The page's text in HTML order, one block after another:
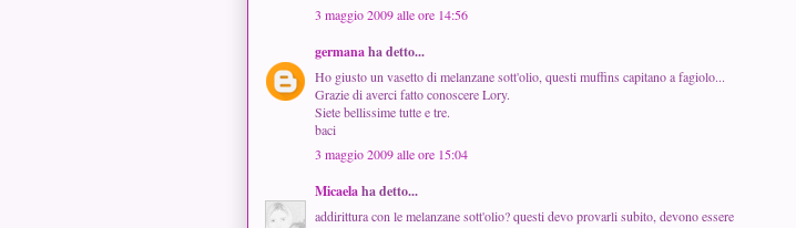
3 maggio 2009 alle ore 14:56
germanaha detto...
Ho giusto un vasetto di melanzane sott'olio, questi muffins capitano a fagiolo...
Grazie di averci fatto conoscere Lory.
Siete bellissime tutte e tre.
baci
3 maggio 2009 alle ore 15:04
Micaelaha detto...
addirittura con le melanzane sott'olio? questi devo provarli subito, devono essere